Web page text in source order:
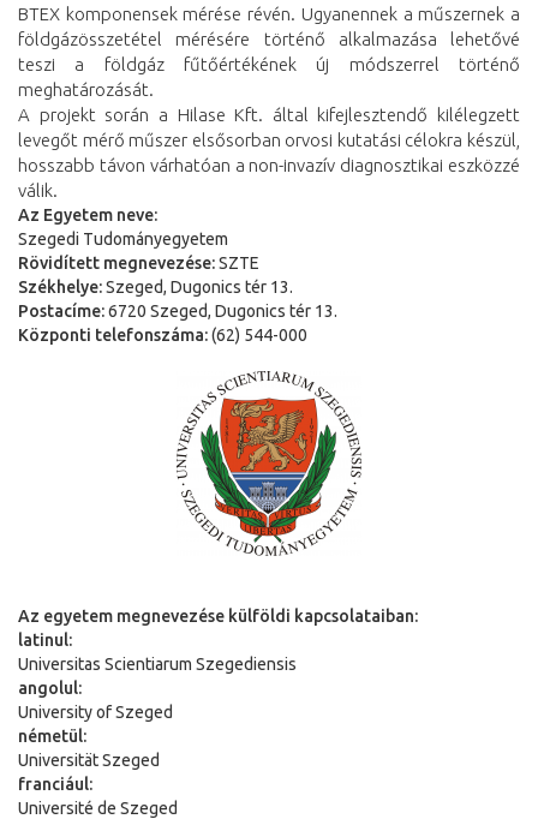
BTEX komponensek mérése révén. Ugyanennek a műszernek a
földgázösszetétel mérésére történő alkalmazása lehetővé
teszi a földgáz fűtőértékének új módszerrel történő
meghatározását.
A projekt során a Hilase Kft. által kifejlesztendő kilélegzett
levegőt mérő műszer elsősorban orvosi kutatási célokra készül,
hosszabb távon várhatóan a non-invazív diagnosztikai eszközzé
válik.
Az Egyetem neve:
Szegedi Tudományegyetem
Rövidített megnevezése:SZTE
Székhelye:Szeged, Dugonics tér 13.
Postacíme:6720 Szeged, Dugonics tér 13.
Központi telefonszáma:(62) 544-000
Az egyetem megnevezése külföldi kapcsolataiban:
latinul:
Universitas Scientiarum Szegediensis
angolul:
University of Szeged
németül:
Universität Szeged
franciául:
Université de Szeged